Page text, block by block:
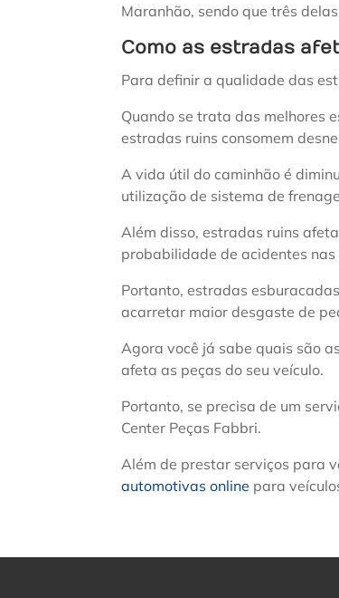
Maranhão, sendo que três
Como as estradas
Para definir a qualidade das
Quando se trata das melhores
estradas ruins consomem
A vida útil do caminhão é
utilização de sistema de
Além disso, estradas ruins
probabilidade de acidentes
Portanto, estradas
acarretar maior desgaste de
Agora você já sabe quais são
afeta as peças do seu veículo.
Portanto, se precisa de um
Center Peças Fabbri.
Além de prestar serviços para
automotivas online para